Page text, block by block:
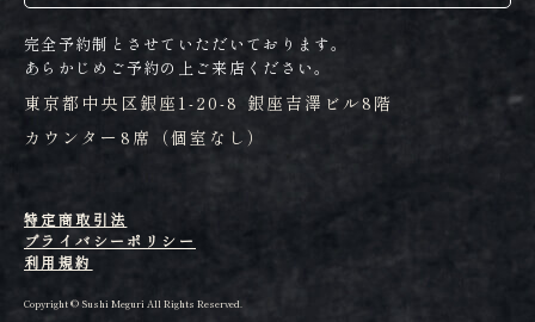
完全予約制とさせていただいております。
あらかじめご予約の上ご来店ください。
東京都中央区銀座1-20-8 銀座吉澤ビル8階
カウンター8席（個室なし）
特定商取引法
プライバシーポリシー
利用規約
Copyright © Sushi Meguri All Rights Reserved.